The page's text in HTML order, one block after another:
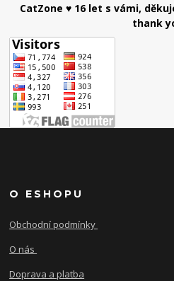
CatZone ♥ 16 let s vámi,
thank
O ESHOPU
Obchodní podmínky
O nás
Doprava a platba